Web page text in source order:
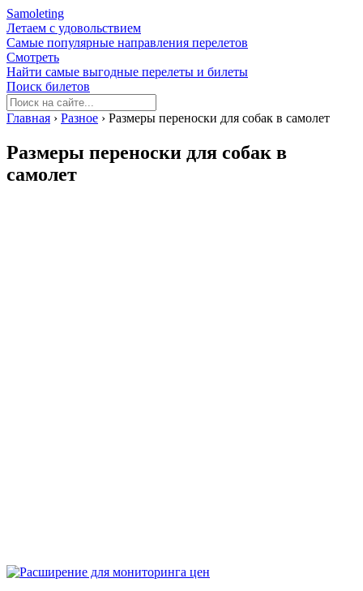
Samoleting
Летаем с удовольствием
Самые популярные направления перелетов
Смотреть
Найти самые выгодные перелеты и билеты
Поиск билетов
Главная › Разное › Размеры переноски для собак в самолет
Размеры переноски для собак в
самолет